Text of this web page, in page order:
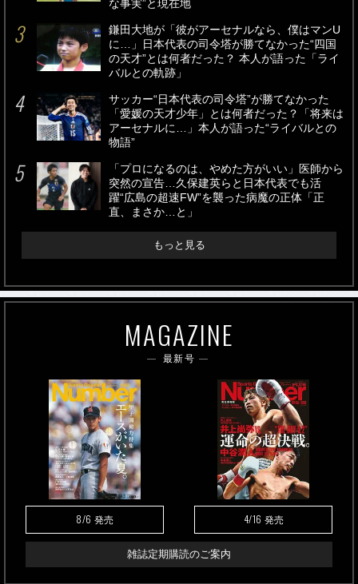
な事実”と現在地
鎌田大地が「彼がアーセナルなら、僕はマンU
に…」日本代表の司令塔が勝てなかった“四国
の天才”とは何者だった？ 本人が語った「ライ
バルとの軌跡」
サッカー“日本代表の司令塔”が勝てなかった
「愛媛の天才少年」とは何者だった？「将来は
アーセナルに…」本人が語った“ライバルとの
物語”
「プロになるのは、やめた方がいい」医師から
突然の宣告…久保建英らと日本代表でも活
躍“広島の超速FW”を襲った病魔の正体「正
直、まさか…と」
もっと見る
MAGAZINE
最新号
8/6 発売 4/16 発売
雑誌定期購読のご案内